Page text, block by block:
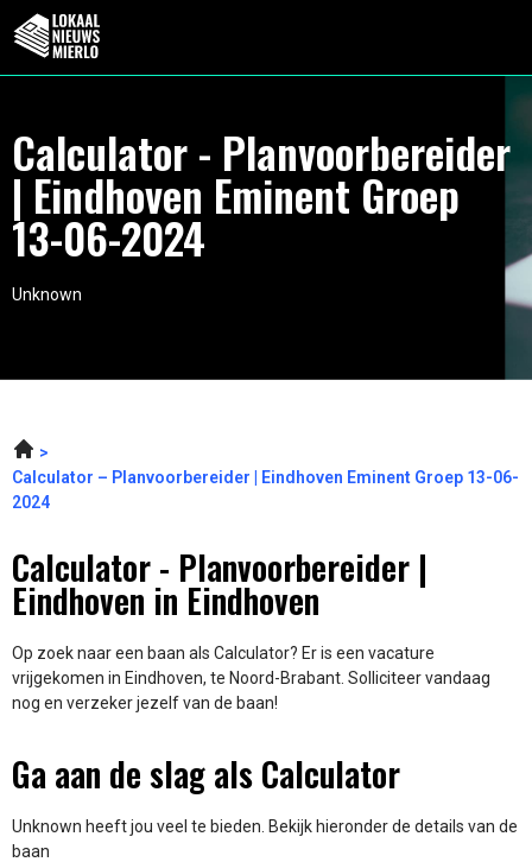
Calculator - Planvoorbereider
| Eindhoven Eminent Groep
13-06-2024
Unknown
Calculator – Planvoorbereider | Eindhoven Eminent Groep 13-06-
2024
Calculator - Planvoorbereider |
Eindhoven in Eindhoven
Op zoek naar een baan als Calculator? Er is een vacature
vrijgekomen in Eindhoven, te Noord-Brabant. Solliciteer vandaag
nog en verzeker jezelf van de baan!
Ga aan de slag als Calculator
Unknown heeft jou veel te bieden. Bekijk hieronder de details van de
baan